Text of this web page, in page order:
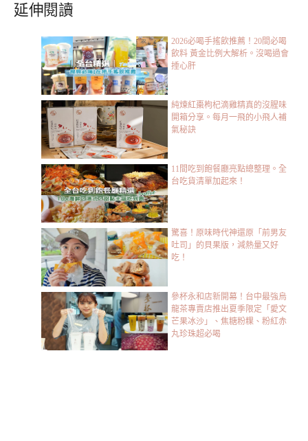
延伸閱讀
2026必喝手搖飲推薦！20間必喝
飲料 黃金比例大解析。沒喝過會
捶心肝
純煉紅棗枸杞滴雞精真的沒腥味
開箱分享。每月一飛的小飛人補
氣秘訣
11間吃到飽餐廳亮點總整理。全
台吃貨清單加起來！
驚喜！原味時代神還原「前男友
吐司」的貝果版，減熱量又好
吃！
參杯永和店新開幕！台中最強烏
龍茶專賣店推出夏季限定「愛文
芒果冰沙」、焦糖粉粿、粉紅赤
丸珍珠超必喝